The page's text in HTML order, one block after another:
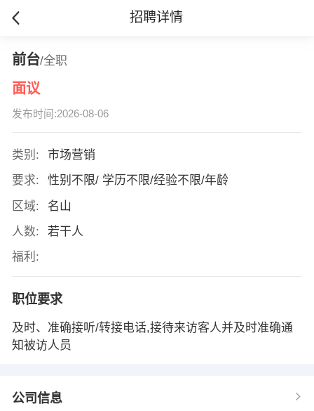
招聘详情
前台/全职
面议
发布时间:2026-08-06
类别:
市场营销
要求:
性别不限/ 学历不限/经验不限/年龄
区域:
名山
人数:
若干人
福利:
职位要求
及时、准确接听/转接电话,接待来访客人并及时准确通
知被访人员
公司信息